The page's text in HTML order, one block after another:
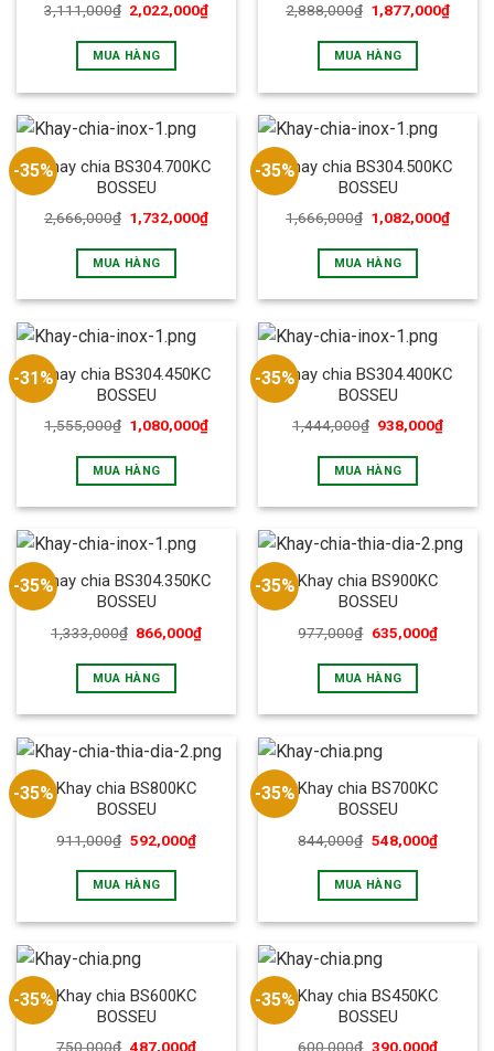
3,111,000₫ 2,022,000₫
MUA HÀNG
2,888,000₫ 1,877,000₫
MUA HÀNG
-35%Khay chia BS304.700KC
BOSSEU
2,666,000₫ 1,732,000₫
MUA HÀNG
-35%Khay chia BS304.500KC
BOSSEU
1,666,000₫ 1,082,000₫
MUA HÀNG
-31%Khay chia BS304.450KC
BOSSEU
1,555,000₫ 1,080,000₫
MUA HÀNG
-35%Khay chia BS304.400KC
BOSSEU
1,444,000₫ 938,000₫
MUA HÀNG
-35%Khay chia BS304.350KC
BOSSEU
1,333,000₫ 866,000₫
MUA HÀNG
-35%Khay chia BS900KC
BOSSEU
977,000₫ 635,000₫
MUA HÀNG
-35%Khay chia BS800KC
BOSSEU
911,000₫ 592,000₫
MUA HÀNG
-35%Khay chia BS700KC
BOSSEU
844,000₫ 548,000₫
MUA HÀNG
-35%Khay chia BS600KC
BOSSEU
750,000₫ 487,000₫
-35%Khay chia BS450KC
BOSSEU
600,000₫ 390,000₫